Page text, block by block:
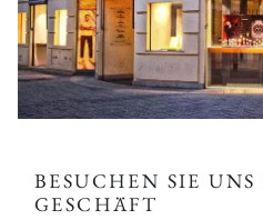
BESUCHEN SIE
GESCHÄFT